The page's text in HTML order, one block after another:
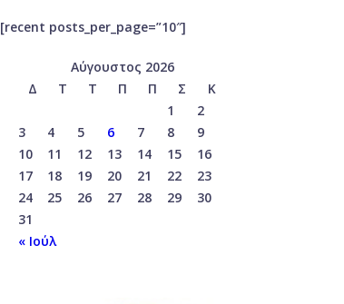
[recent posts_per_page=”10″]
Αύγουστος 2026
Δ
Τ Τ Π Π Σ
Κ
1
2
3
4 5 6 7 8
9
10
11 12 13 14 15
16
17
18 19 20 21 22
23
24
25 26 27 28 29
30
31
« Ιούλ